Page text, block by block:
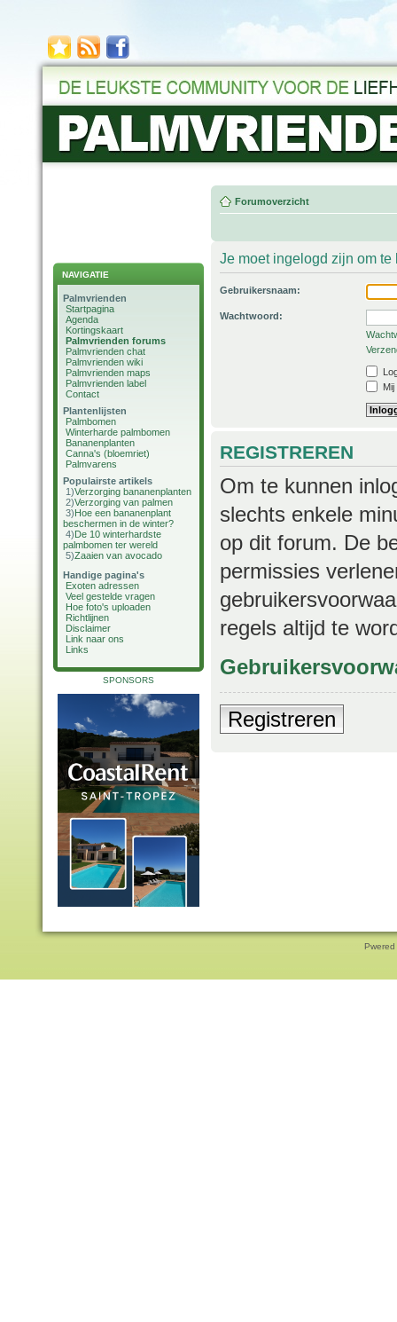
NAVIGATIE
Palmvrienden
Startpagina
Agenda
Kortingskaart
Palmvrienden forums
Palmvrienden chat
Palmvrienden wiki
Palmvrienden maps
Palmvrienden label
Contact
Plantenlijsten
Palmbomen
Winterharde palmbomen
Bananenplanten
Canna's (bloemriet)
Palmvarens
Populairste artikels
1)Verzorging bananenplanten
2)Verzorging van palmen
3)Hoe een bananenplant
beschermen in de winter?
4)De 10 winterhardste
palmbomen ter wereld
5)Zaaien van avocado
Handige pagina's
Exoten adressen
Veel gestelde vragen
Hoe foto's uploaden
Richtlijnen
Disclaimer
Link naar ons
Links
SPONSORS
Forumoverzicht
Je moet ingelogd zijn om
Gebruikersnaam:
Wachtwoord:
REGISTREREN
Om te kunnen
slechts enkele
op dit forum. De
permissies
regels altijd te
Registreren